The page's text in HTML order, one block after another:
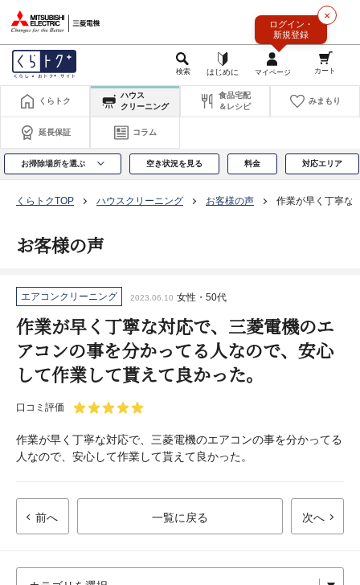
×
ログイン・
新規登録
くらトク
ハウス
クリーニング
食品宅配
＆レシピ
みまもり
延長保証 コラム
お掃除場所を選ぶ 空き状況を見る 料金 対応エリア
くらトクTOP ハウスクリーニング お客様の声 作業が早く丁寧な
お客様の声
エアコンクリーニング 2023.06.10 女性・50代
作業が早く丁寧な対応で、三菱電機のエ
アコンの事を分かってる人なので、安心
して作業して貰えて良かった。
口コミ評価
作業が早く丁寧な対応で、三菱電機のエアコンの事を分かってる
人なので、安心して作業して貰えて良かった。
前へ 一覧に戻る 次へ